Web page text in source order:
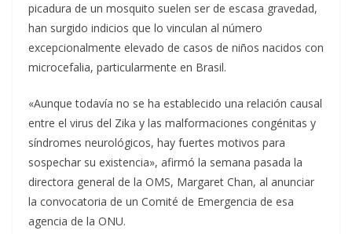
picadura de un mosquito suelen ser de escasa gravedad,
han surgido indicios que lo vinculan al número
excepcionalmente elevado de casos de niños nacidos con
microcefalia, particularmente en Brasil.
«Aunque todavía no se ha establecido una relación causal
entre el virus del Zika y las malformaciones congénitas y
síndromes neurológicos, hay fuertes motivos para
sospechar su existencia», afirmó la semana pasada la
directora general de la OMS, Margaret Chan, al anunciar
la convocatoria de un Comité de Emergencia de esa
agencia de la ONU.